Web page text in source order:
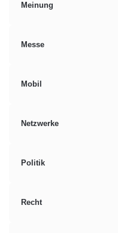
Meinung
Messe
Mobil
Netzwerke
Politik
Recht